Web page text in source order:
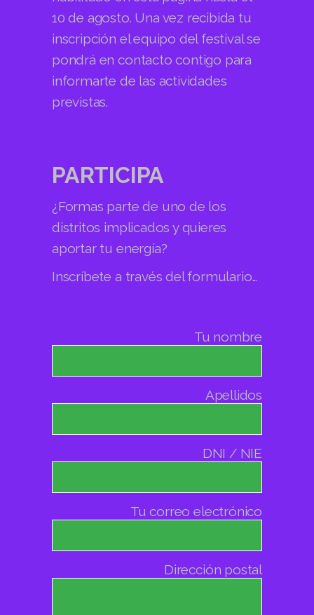
10 de agosto. Una vez recibida tu
inscripción el equipo del festival se
pondrá en contacto contigo para
informarte de las actividades
previstas.
PARTICIPA
¿Formas parte de uno de los
distritos implicados y quieres
aportar tu energía?
Inscríbete a través del formulario…
Tu nombre
Apellidos
DNI / NIE
Tu correo electrónico
Dirección postal